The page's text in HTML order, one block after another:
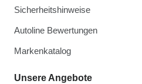
Sicherheitshinweise
Autoline Bewertungen
Markenkatalog
Unsere Angebote